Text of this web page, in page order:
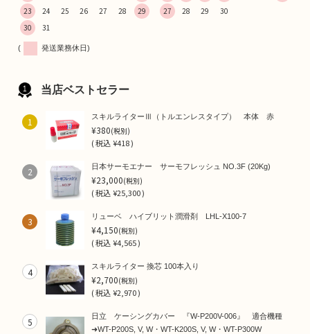
23
24 25 26 27 28
29
30
31
27
28 29 30
( 発送業務休日)
当店ベストセラー
1 スキルライターⅢ（トルエンレスタイプ） 本体 赤
¥380(税別)
(税込¥418 )
2 日本サーモエナー サーモフレッシュ NO.3F (20Kg)
¥23,000(税別)
(税込¥25,300 )
3 リューベ ハイブリット潤滑剤 LHL-X100-7
¥4,150(税別)
(税込¥4,565 )
4 スキルライター 換芯 100本入り
¥2,700(税別)
(税込¥2,970 )
5
日立 ケーシングカバー 『W-P200V-006』 適合機種
➜WT-P200S, V, W・WT-K200S, V, W・WT-P300W